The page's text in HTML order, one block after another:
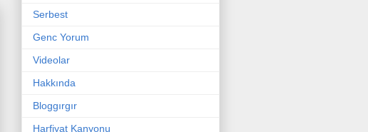
Serbest
Genc Yorum
Videolar
Hakkında
Bloggırgır
Harfiyat Kanyonu